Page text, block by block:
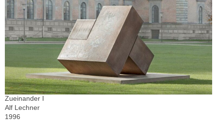
Zueinander I
Alf Lechner
1996